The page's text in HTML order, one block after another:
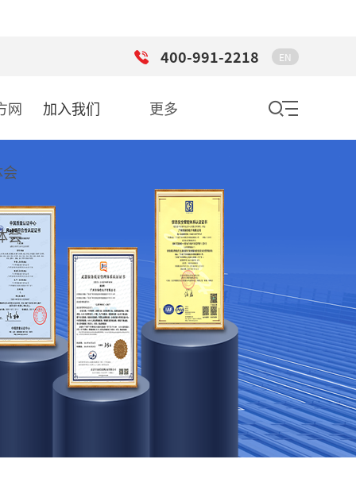
400-991-2218 EN
网
会
加入我们 更多